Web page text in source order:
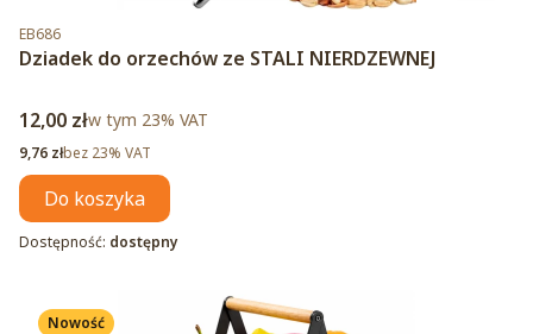
Kod produktu
EB686
Dziadek do orzechów ze STALI NIERDZEWNEJ
Cena brutto
12,00 złw tym %s VAT
w tym 23% VAT
Cena netto
9,76 złbez 23% VAT
Do koszyka
Dostępność: dostępny
Nowość